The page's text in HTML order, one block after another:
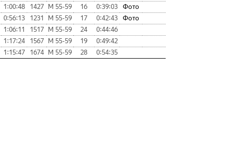
1:00:48 1427 М 55-59 16 0:39:03
Фото
0:56:13 1231 М 55-59 17 0:42:43
Фото
1:06:11 1517 М 55-59 24
0:44:46
1:17:24 1567 М 55-59 19
0:49:42
1:15:47 1674 М 55-59 28 0:54:35